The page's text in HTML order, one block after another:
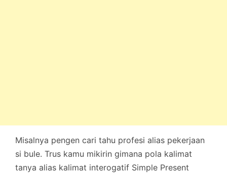
Misalnya pengen cari tahu profesi alias pekerjaan
si bule. Trus kamu mikirin gimana pola kalimat
tanya alias kalimat interogatif Simple Present